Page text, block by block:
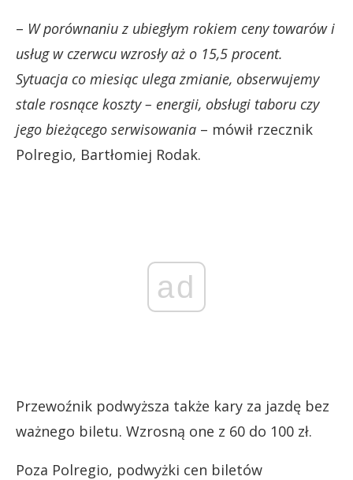
– W porównaniu z ubiegłym rokiem ceny towarów i
usług w czerwcu wzrosły aż o 15,5 procent.
Sytuacja co miesiąc ulega zmianie, obserwujemy
stale rosnące koszty – energii, obsługi taboru czy
jego bieżącego serwisowania – mówił rzecznik
Polregio, Bartłomiej Rodak.
ad
Przewoźnik podwyższa także kary za jazdę bez
ważnego biletu. Wzrosną one z 60 do 100 zł.
Poza Polregio, podwyżki cen biletów